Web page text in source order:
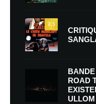
7.5
ROAD
ULLOM